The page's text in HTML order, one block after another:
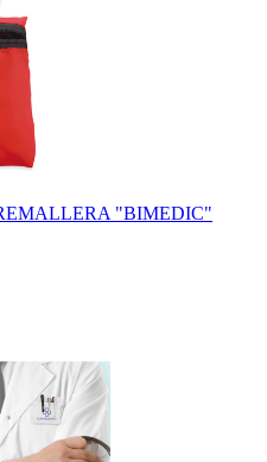
"BIMEDIC"